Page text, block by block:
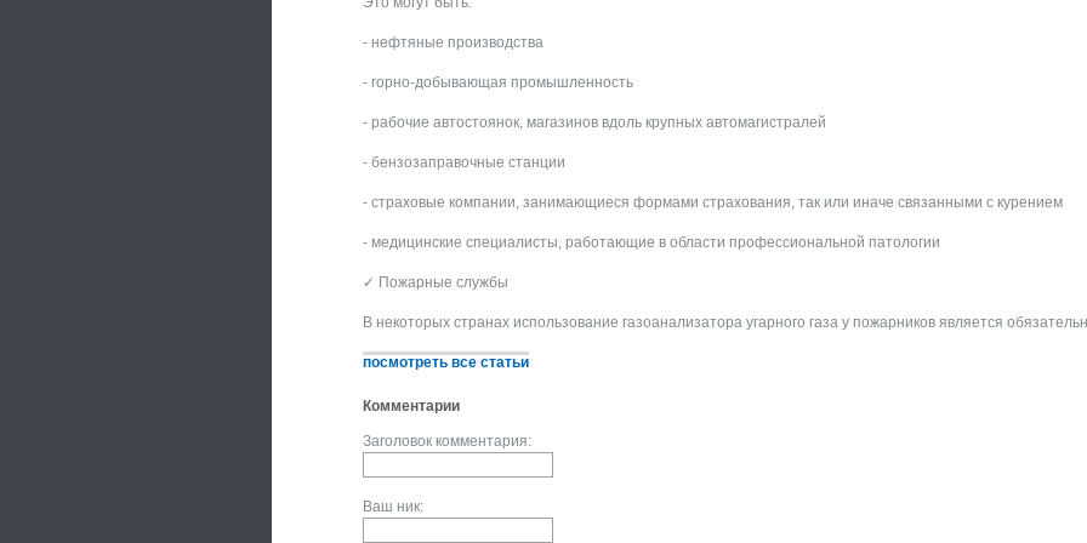
- нефтяные производства
- горно-добывающая промышленность
- рабочие автостоянок, магазинов вдоль крупных автомагистралей
- бензозаправочные станции
- страховые компании, занимающиеся формами страхования, так или иначе связанными с курением
- медицинские специалисты, работающие в области профессиональной патологии
✓ Пожарные службы
В некоторых странах использование газоанализатора угарного газа у пожарников является
посмотреть все статьи
Комментарии
Заголовок комментария:
Ваш ник: